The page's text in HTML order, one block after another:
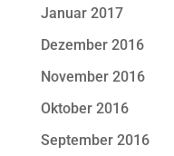
Januar 2017
Dezember 2016
November 2016
Oktober 2016
September 2016